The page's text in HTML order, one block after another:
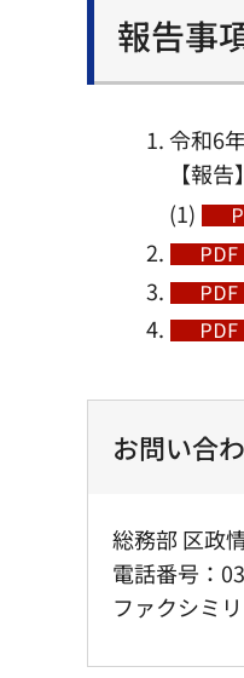
報告事
令和6
【報告】
(1) ​​​​​​​​​​​​​​
お問い合
総務部 区政
電話番号：
ファクシミ